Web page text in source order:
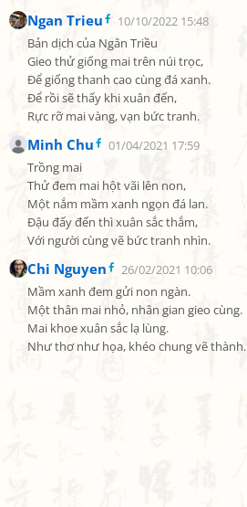
Ngan Trieu
10/10/2022 15:48
Bản dịch của Ngân Triều
Gieo thử giống mai trên núi trọc,
Để giống thanh cao cùng đá xanh.
Để rồi sẽ thấy khi xuân đến,
Rực rỡ mai vàng, vạn bức tranh.
Minh Chu
01/04/2021 17:59
Trồng mai
Thử đem mai hột vãi lên non,
Một nắm mầm xanh ngọn đá lan.
Đậu đấy đến thì xuân sắc thắm,
Với người cùng vẽ bức tranh nhìn.
Chi Nguyen
26/02/2021 10:06
Mầm xanh đem gửi non ngàn.
Một thân mai nhỏ, nhân gian gieo cùng.
Mai khoe xuân sắc lạ lùng.
Như thơ như họa, khéo chung vẽ thành.